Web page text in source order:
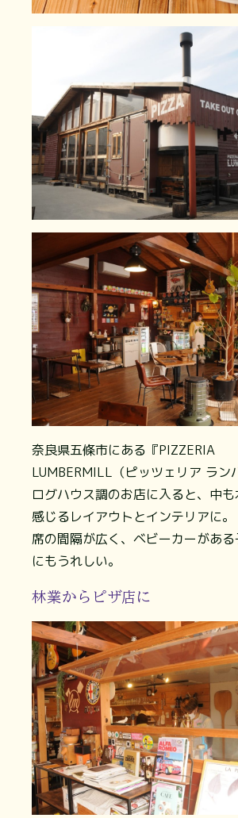
奈良県五條市にある『PIZZERIA
LUMBERMILL（ピッツェリア ラン
ログハウス調のお店に入ると、中
感じるレイアウトとインテリアに。
席の間隔が広く、ベビーカーがあ
にもうれしい。
林業からピザ店に